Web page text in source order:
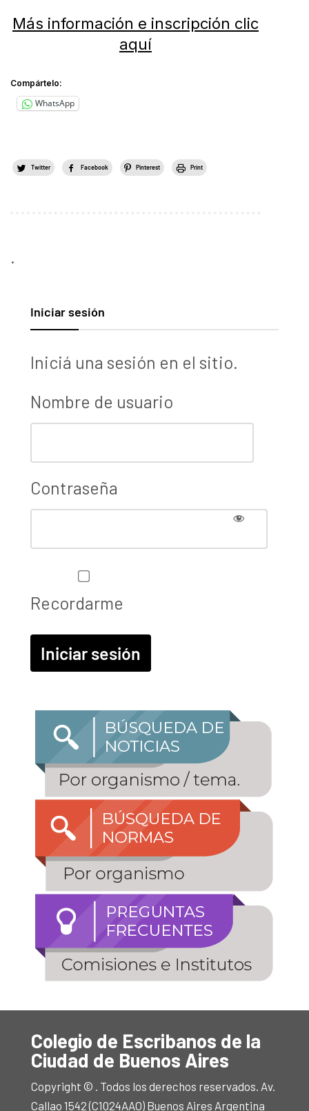
Más información e inscripción clic
aquí
Compártelo:
WhatsApp
Twitter Facebook Pinterest Print
.
Iniciar sesión
Iniciá una sesión en el sitio.
Nombre de usuario
Contraseña
Recordarme
Colegio de Escribanos de la
Ciudad de Buenos Aires
Copyright © . Todos los derechos reservados. Av.
Callao 1542 (C1024AAO) Buenos Aires Argentina